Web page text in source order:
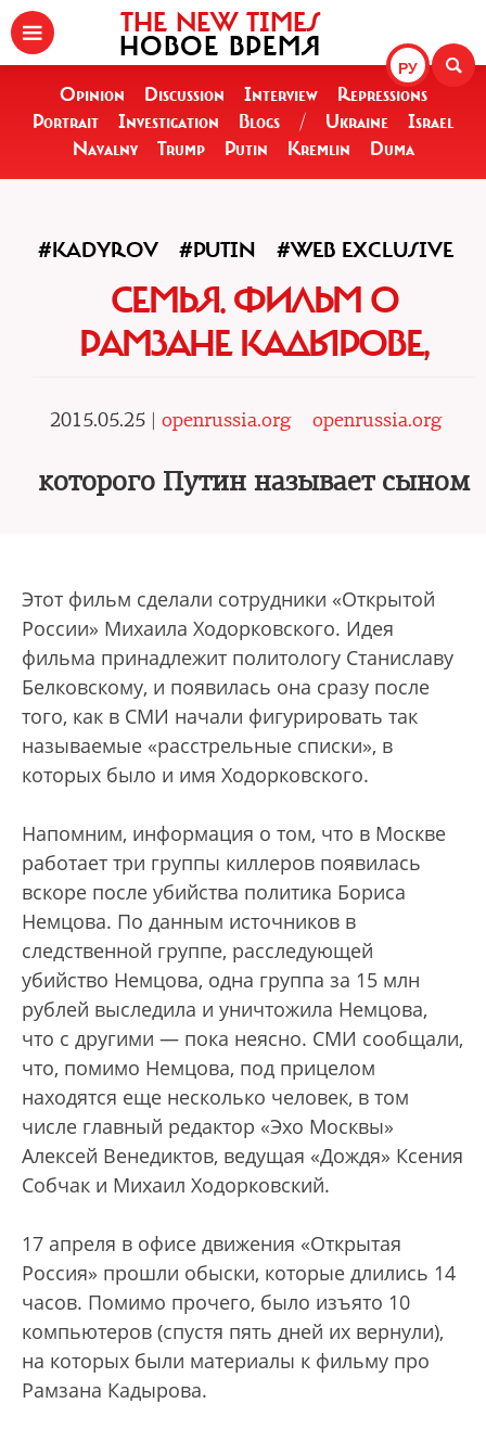
РУ
THE NEW TIMES
НОВОЕ ВРЕМЯ
Opinion Discussion Interview
Repressions
Portrait
Investigation Blogs / Ukraine
Israel
Navalny
Trump Putin Kremlin Duma
#KADYROV #PUTIN #WEB EXCLUSIVE
СЕМЬЯ. ФИЛЬМ О
РАМЗАНЕ КАДЫРОВЕ,
2015.05.25 | openrussia.org openrussia.org
которого Путин называет сыном
Этот фильм сделали сотрудники «Открытой
России» Михаила Ходорковского. Идея
фильма принадлежит политологу Станиславу
Белковскому, и появилась она сразу после
того, как в СМИ начали фигурировать так
называемые «расстрельные списки», в
которых было и имя Ходорковского.
Напомним, информация о том, что в Москве
работает три группы киллеров появилась
вскоре после убийства политика Бориса
Немцова. По данным источников в
следственной группе, расследующей
убийство Немцова, одна группа за 15 млн
рублей выследила и уничтожила Немцова,
что с другими — пока неясно. СМИ сообщали,
что, помимо Немцова, под прицелом
находятся еще несколько человек, в том
числе главный редактор «Эхо Москвы»
Алексей Венедиктов, ведущая «Дождя» Ксения
Собчак и Михаил Ходорковский.
17 апреля в офисе движения «Открытая
Россия» прошли обыски, которые длились 14
часов. Помимо прочего, было изъято 10
компьютеров (спустя пять дней их вернули),
на которых были материалы к фильму про
Рамзана Кадырова.